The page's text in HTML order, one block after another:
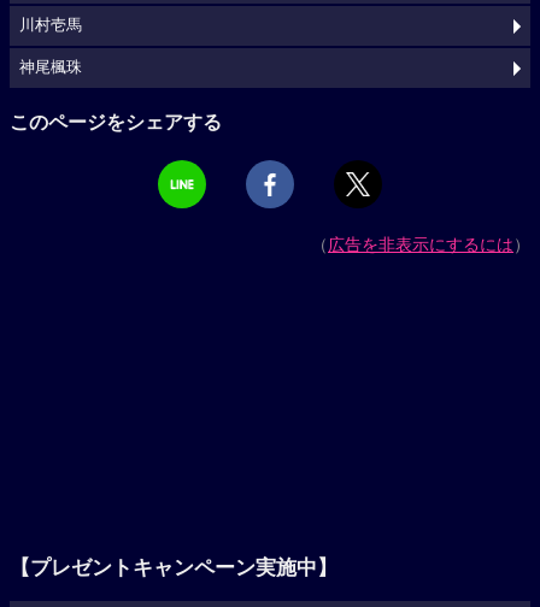
川村壱馬
神尾楓珠
このページをシェアする
（広告を非表示にするには）
【プレゼントキャンペーン実施中】